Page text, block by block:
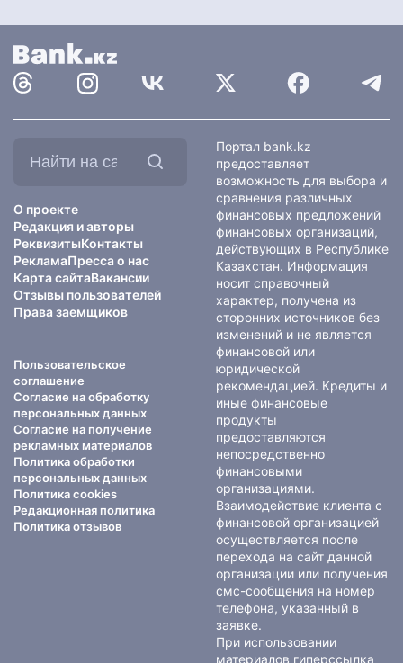
О проекте
Редакция и авторы
РеквизитыКонтакты
РекламаПресса о нас
Карта сайтаВакансии
Отзывы пользователей
Права заемщиков
Пользовательское
соглашение
Согласие на обработку
персональных данных
Согласие на получение
рекламных материалов
Политика обработки
персональных данных
Политика cookies
Редакционная политика
Политика отзывов
Портал bank.kz
предоставляет
возможность для выбора и
сравнения различных
финансовых предложений
финансовых организаций,
действующих в Республике
Казахстан. Информация
носит справочный
характер, получена из
сторонних источников без
изменений и не является
финансовой или
юридической
рекомендацией. Кредиты и
иные финансовые
продукты
предоставляются
непосредственно
финансовыми
организациями.
Взаимодействие клиента с
финансовой организацией
осуществляется после
перехода на сайт данной
организации или получения
смс-сообщения на номер
телефона, указанный в
заявке.
При использовании
материалов гиперссылка